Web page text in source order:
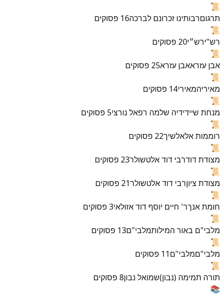
📜
תרגוםרבותינו זכרונם לברכה16 פסוקים
📜
רש"ירש״י20 פסוקים
📜
אבן עזראאבן עזרא25 פסוקים
📜
מאיריהמאירי14 פסוקים
📜
מנחת שיידידיה שלמה רפאל נורצי5 פסוקים
📜
רוממות אלאלשיך22 פסוקים
📜
מצודת דודרבי דוד אלטשולר23 פסוקים
📜
מצודת ציוןרבי דוד אלטשולר21 פסוקים
📜
חומת אנךר' חיים יוסף דוד אזולאי3 פסוקים
📜
מלבי"ם באור המילותמלבי"ם13 פסוקים
📜
מלבי"םמלבי"ם11 פסוקים
📜
תורה תמימה (נבון)שמואל נבון8 פסוקים
📚